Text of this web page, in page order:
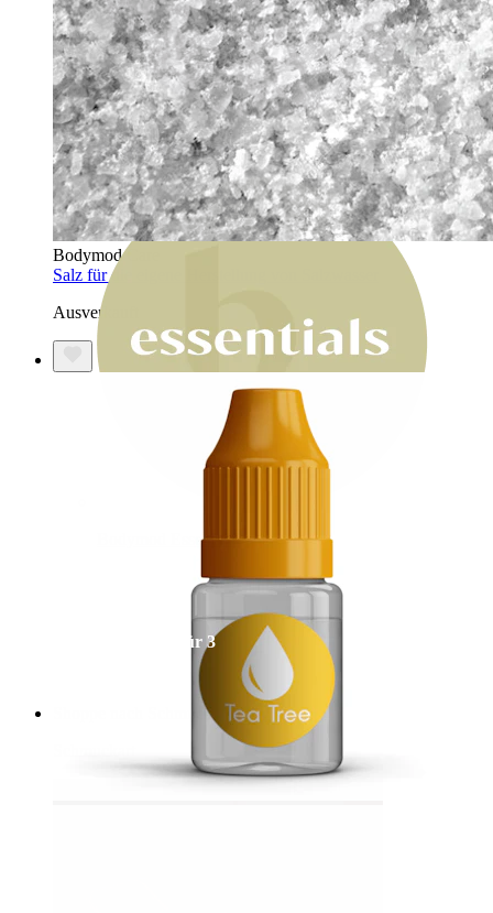
Bodymod Moments
Bodymod Essentials
Kaufe 4, zahle für 3
Shoppe nach Schmuck
Bodymod Care
Salz für die eigene Herstellung von Salzwasser
Ausverkauft